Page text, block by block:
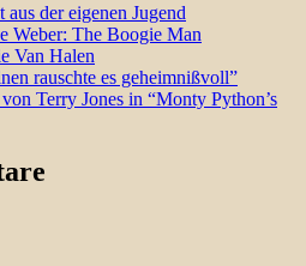
der eigenen Jugend
Weber: The Boogie Man
Van Halen
rauschte es geheimnißvoll”
Terry Jones in “Monty Python’s